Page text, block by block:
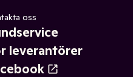
oss
leverantörer